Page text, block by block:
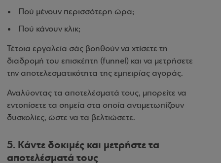
Πού μένουν περισσότερη ώρα;
Πού κάνουν κλικ;
Τέτοια εργαλεία σάς βοηθούν να χτίσετε τη
διαδρομή του επισκέπτη (funnel) και να μετρήσετε
την αποτελεσματικότητα της εμπειρίας αγοράς.
Αναλύοντας τα αποτελέσματά τους, μπορείτε να
εντοπίσετε τα σημεία στα οποία αντιμετωπίζουν
δυσκολίες, ώστε να τα βελτιώσετε.
5. Κάντε δοκιμές και μετρήστε τα
αποτελέσματά τους